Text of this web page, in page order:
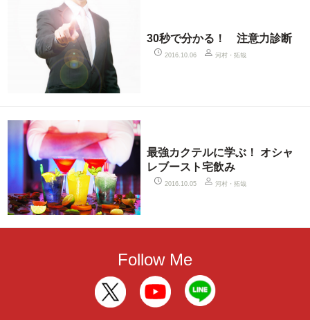
30秒で分かる！ 注意力診断
2016.10.06 河村・拓哉
最強カクテルに学ぶ！ オシャ
レブースト宅飲み
2016.10.05 河村・拓哉
Follow Me